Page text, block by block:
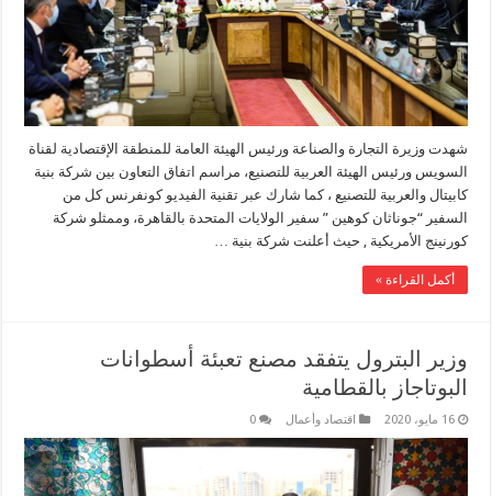
شهدت وزيرة التجارة والصناعة ورئيس الهيئة العامة للمنطقة الإقتصادية لقناة
السويس ورئيس الهيئة العربية للتصنيع، مراسم اتفاق التعاون بين شركة بنية
كابيتال والعربية للتصنيع ، كما شارك عبر تقنية الفيديو كونفرنس كل من
السفير “جوناثان كوهين ” سفير الولايات المتحدة بالقاهرة، وممثلو شركة
كورنينج الأمريكية , حيث أعلنت شركة بنية …
أكمل القراءة »
وزير البترول يتفقد مصنع تعبئة أسطوانات
البوتاجاز بالقطامية
16 مايو، 2020 اقتصاد وأعمال 0